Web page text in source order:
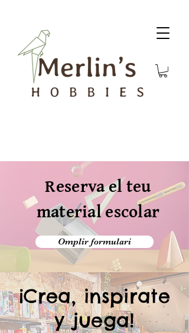
Reserva el teu
material escolar
Omplir formulari
¡Crea, inspirate
y juega!